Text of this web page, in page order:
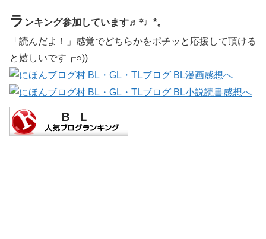
ラ ンキング参加しています♬꙳♩*。
「読んだよ！」感覚でどちらかをポチッと応援して頂ける
と嬉しいです┏○))